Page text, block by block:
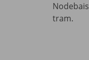
tram.